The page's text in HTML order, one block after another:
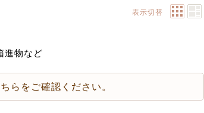
表示切替
進物など
らをご確認ください。